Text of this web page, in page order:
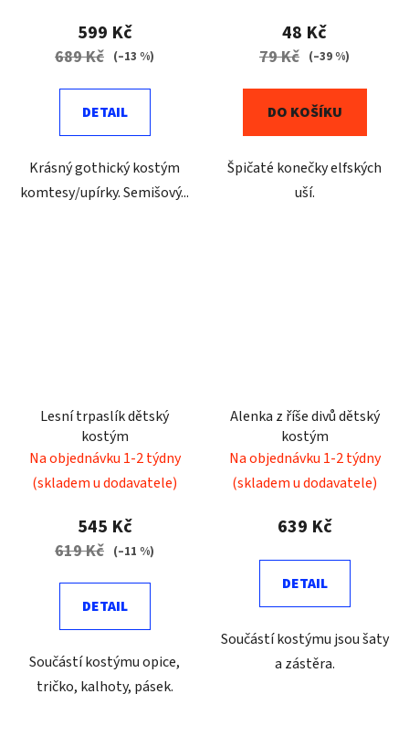
599 Kč
689 Kč (–13 %)
DETAIL
Krásný gothický kostým
komtesy/upírky. Semišový...
48 Kč
79 Kč (–39 %)
DO KOŠÍKU
Špičaté konečky elfských
uší.
Lesní trpaslík dětský
kostým
Na objednávku 1-2 týdny
(skladem u dodavatele)
545 Kč
619 Kč (–11 %)
DETAIL
Součástí kostýmu opice,
tričko, kalhoty, pásek.
Alenka z říše divů dětský
kostým
Na objednávku 1-2 týdny
(skladem u dodavatele)
639 Kč
DETAIL
Součástí kostýmu jsou šaty
a zástěra.